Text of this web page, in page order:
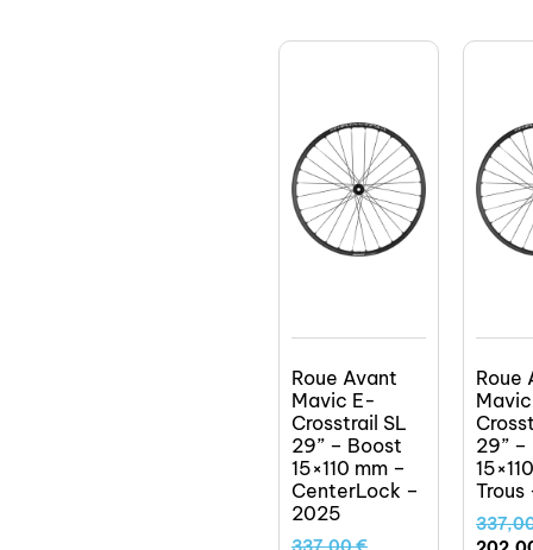
Roue Avant
Mavic E-
Crosstrail SL
29” – Boost
15×110 mm –
CenterLock –
2025
Roue
29”